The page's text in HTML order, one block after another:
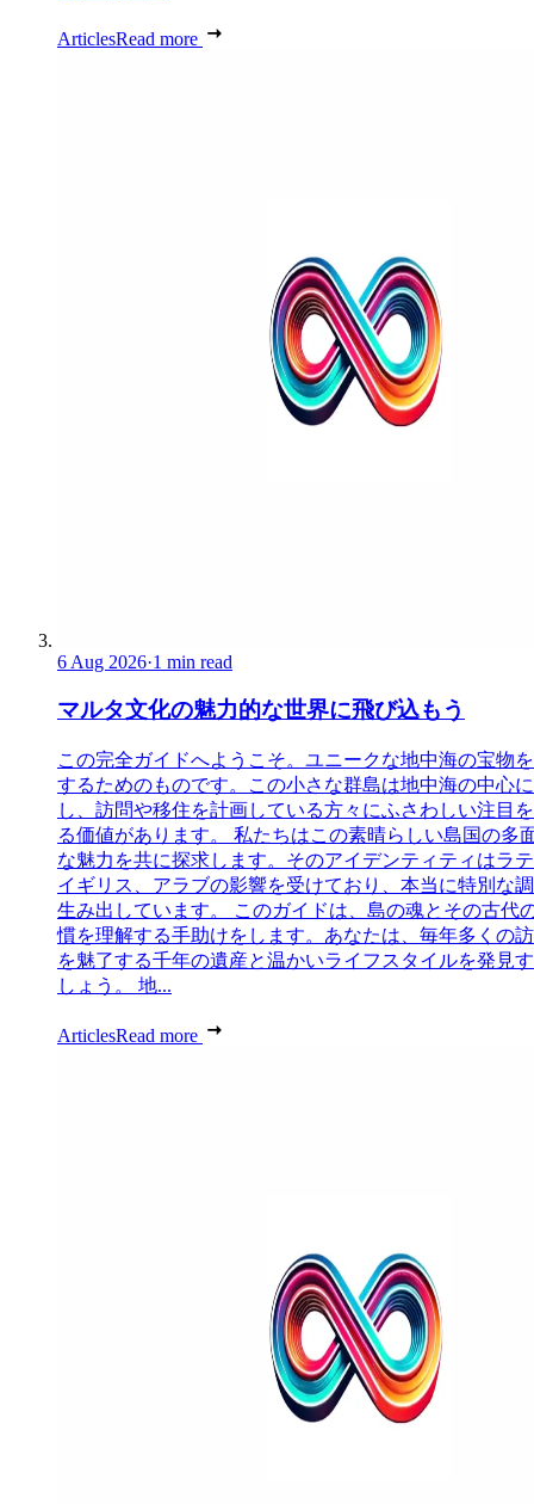
ArticlesRead more
6 Aug 2026·1 min read
マルタ文化の魅力的な世界に飛び込もう
この完全ガイドへようこそ。ユニークな地中海の宝物
するためのものです。この小さな群島は地中海の中心
し、訪問や移住を計画している方々にふさわしい注目
る価値があります。 私たちはこの素晴らしい島国の多
な魅力を共に探求します。そのアイデンティティはラ
イギリス、アラブの影響を受けており、本当に特別な
生み出しています。 このガイドは、島の魂とその古代
慣を理解する手助けをします。あなたは、毎年多くの
を魅了する千年の遺産と温かいライフスタイルを発見
しょう。 地...
ArticlesRead more